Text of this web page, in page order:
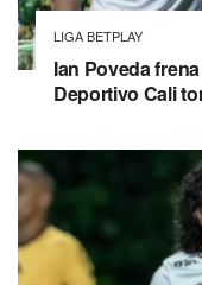
LIGA BETPLAY
Ian Poveda
Deportivo Cali